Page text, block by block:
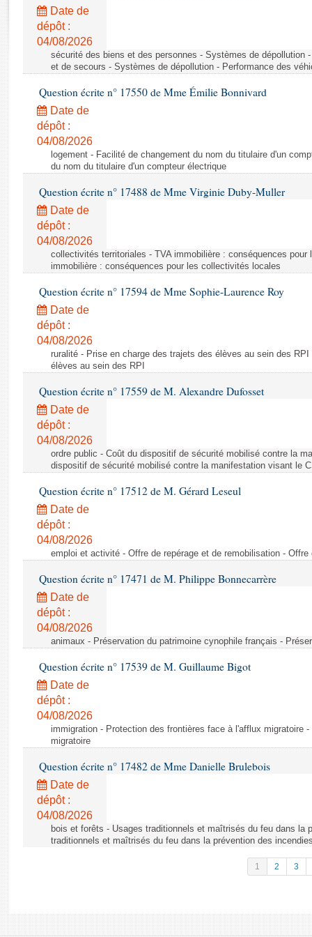
Rapports législatifs
Rapports sur l'application des lois
Baromètre de l’application des lois
Dossiers législatifs
Budget et sécurité sociale
Questions écrites et orales
Comptes rendus des débats
Date de
dépôt :
04/08/2026
sécurité des biens et des personnes - Systèmes de dépollution
et de secours - Systèmes de dépollution - Performance des
Question écrite n° 17550 de Mme Émilie Bonnivard
Date de
dépôt :
04/08/2026
logement - Facilité de changement du nom du titulaire d'un
du nom du titulaire d'un compteur électrique
Question écrite n° 17488 de Mme Virginie Duby-Muller
Date de
dépôt :
04/08/2026
collectivités territoriales - TVA immobilière : conséquences
immobilière : conséquences pour les collectivités locales
Question écrite n° 17594 de Mme Sophie-Laurence Roy
Date de
dépôt :
04/08/2026
ruralité - Prise en charge des trajets des élèves au sein des
élèves au sein des RPI
Question écrite n° 17559 de M. Alexandre Dufosset
Date de
dépôt :
04/08/2026
ordre public - Coût du dispositif de sécurité mobilisé contre la
dispositif de sécurité mobilisé contre la manifestation visant le
Question écrite n° 17512 de M. Gérard Leseul
Date de
dépôt :
04/08/2026
emploi et activité - Offre de repérage et de remobilisation -
Question écrite n° 17471 de M. Philippe Bonnecarrère
Date de
dépôt :
04/08/2026
animaux - Préservation du patrimoine cynophile français -
Question écrite n° 17539 de M. Guillaume Bigot
Date de
dépôt :
04/08/2026
immigration - Protection des frontières face à l'afflux migratoire
migratoire
Question écrite n° 17482 de Mme Danielle Brulebois
Date de
dépôt :
04/08/2026
bois et forêts - Usages traditionnels et maîtrisés du feu dans la
traditionnels et maîtrisés du feu dans la prévention des
1 2 3